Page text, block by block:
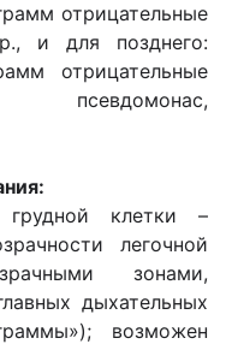
отрицательные
и для позднего:
отрицательные
псевдомонас,
грудной клетки –
легочной
зонами,
дыхательных
возможен